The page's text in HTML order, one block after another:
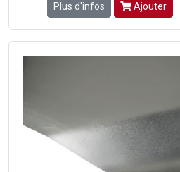
Plus d'infos Ajouter